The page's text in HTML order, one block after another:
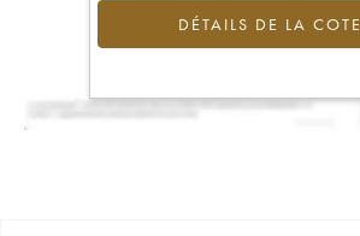
DÉTAILS DE LA COTE